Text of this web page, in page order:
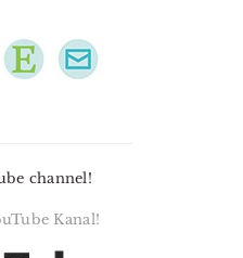
channel!
Kanal!